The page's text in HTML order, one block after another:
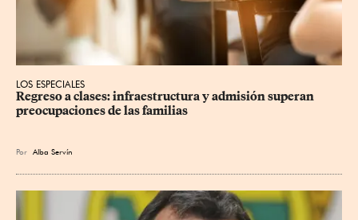
LOS ESPECIALES
Regreso a clases: infraestructura y admisión superan
preocupaciones de las familias
Por Alba Servín